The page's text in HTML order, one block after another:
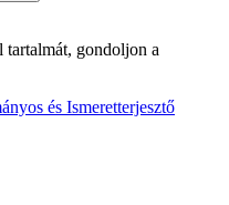
gondoljon a
és Ismeretterjesztő